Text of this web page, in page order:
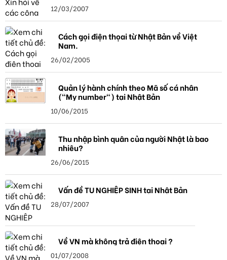
12/03/2007
Cách gọi điện thọai từ Nhật Bản về Việt
Nam.
26/02/2005
Quản lý hành chính theo Mã số cá nhân
("My number") tại Nhật Bản
10/06/2015
Thu nhập bình quân của người Nhật là bao
nhiêu?
26/06/2015
Vấn đề TU NGHIỆP SINH tại Nhật Bản
28/07/2007
Về VN mà không trả điện thoại ?
01/07/2008